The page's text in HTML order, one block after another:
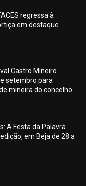
regressa à
em destaque.
Castro Mineiro
setembro para
mineira do concelho.
A Festa da Palavra
em Beja de 28 a